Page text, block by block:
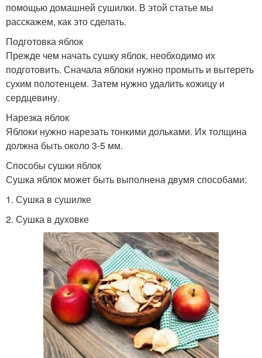
помощью домашней сушилки. В этой статье мы
расскажем, как это сделать.
Подготовка яблок
Прежде чем начать сушку яблок, необходимо их
подготовить. Сначала яблоки нужно промыть и вытереть
сухим полотенцем. Затем нужно удалить кожицу и
сердцевину.
Нарезка яблок
Яблоки нужно нарезать тонкими дольками. Их толщина
должна быть около 3-5 мм.
Способы сушки яблок
Сушка яблок может быть выполнена двумя способами:
1. Сушка в сушилке
2. Сушка в духовке